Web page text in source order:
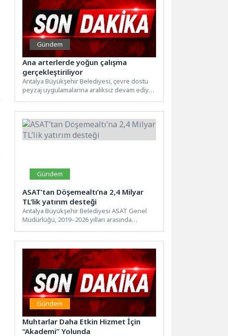
Gündem
Ana arterlerde yoğun çalışma
gerçekleştiriliyor
Antalya Büyükşehir Belediyesi, çevre dostu
peyzaj uygulamalarına aralıksız devam ediyor.
Gündem
ASAT’tan Döşemealtı’na 2,4 Milyar
TL’lik yatırım desteği
Antalya Büyükşehir Belediyesi ASAT Genel
Müdürlüğü, 2019–2026 yılları arasında
Gündem
Muhtarlar Daha Etkin Hizmet İçin
“Akademi” Yolunda